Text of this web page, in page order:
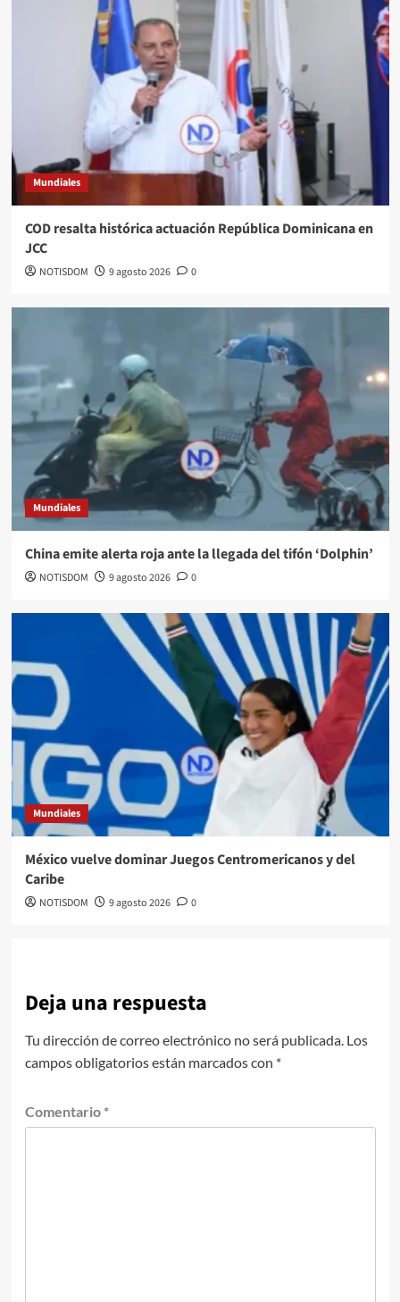
Mundiales
COD resalta histórica actuación República Dominicana en
JCC
NOTISDOM 9 agosto 2026 0
Mundiales
China emite alerta roja ante la llegada del tifón ‘Dolphin’
NOTISDOM 9 agosto 2026 0
Mundiales
México vuelve dominar Juegos Centromericanos y del
Caribe
NOTISDOM 9 agosto 2026 0
Deja una respuesta
Tu dirección de correo electrónico no será publicada. Los
campos obligatorios están marcados con *
Comentario *